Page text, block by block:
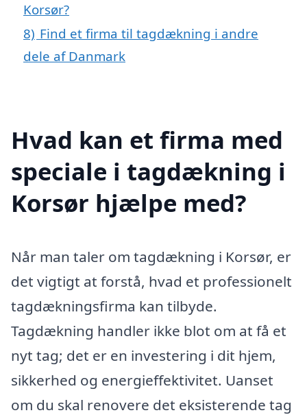
Korsør?
8) Find et firma til tagdækning i andre
dele af Danmark
Hvad kan et firma med
speciale i tagdækning i
Korsør hjælpe med?
Når man taler om tagdækning i Korsør, er
det vigtigt at forstå, hvad et professionelt
tagdækningsfirma kan tilbyde.
Tagdækning handler ikke blot om at få et
nyt tag; det er en investering i dit hjem,
sikkerhed og energieffektivitet. Uanset
om du skal renovere det eksisterende tag